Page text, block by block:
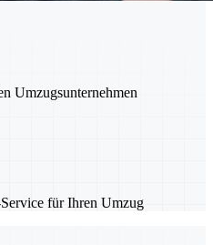
Umzugsunternehmen
für Ihren Umzug